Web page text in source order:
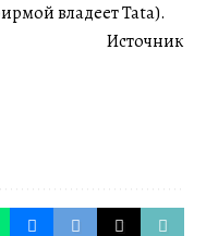
владеет Tata).
Источник